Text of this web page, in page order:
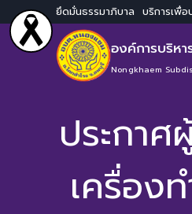
ยึดมั่นธรรมาภิบาล บริการเพื่อ
องค์การบริห
Nongkhaem
ประกา
เครื่อง